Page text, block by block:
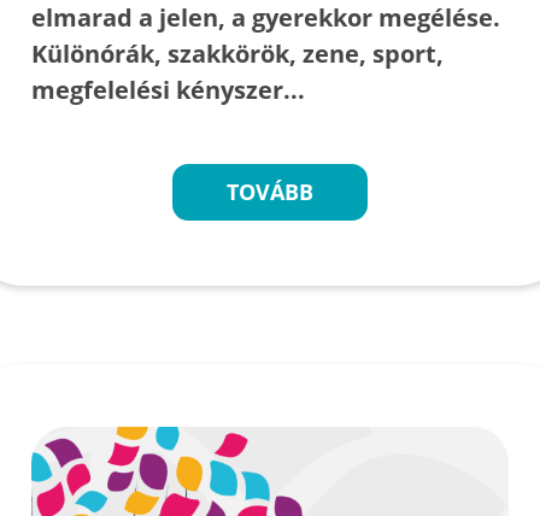
elmarad a jelen, a gyerekkor megélése.
Különórák, szakkörök, zene, sport,
megfelelési kényszer...
TOVÁBB